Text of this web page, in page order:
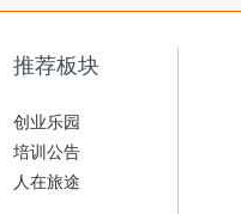
推荐板块
创业乐园
培训公告
人在旅途